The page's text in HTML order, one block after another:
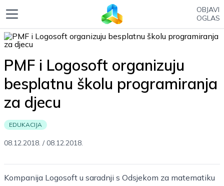
OBJAVI
OGLAS
PMF i Logosoft organizuju
besplatnu školu programiranja
za djecu
EDUKACIJA
08.12.2018. /08.12.2018.
Kompanija Logosoft u saradnji s Odsjekom za matematiku